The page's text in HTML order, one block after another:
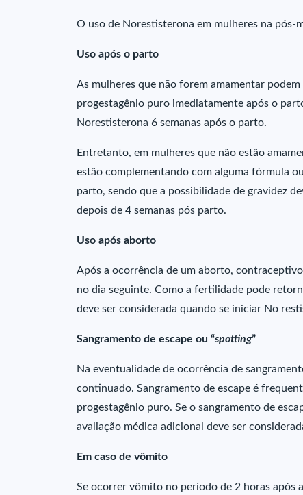
O uso de Norestisterona em mulheres na pós-
Uso após o parto
As mulheres que não forem amamentar
progestagênio puro imediatamente após o
Norestisterona 6 semanas após o parto.
Entretanto, em mulheres que não estão
estão complementando com alguma fórmula
parto, sendo que a possibilidade de gravidez
depois de 4 semanas pós parto.
Uso após aborto
Após a ocorrência de um aborto,
no dia seguinte. Como a fertilidade pode
deve ser considerada quando se iniciar No
Sangramento de escape ou “spotting”
Na eventualidade de ocorrência de
continuado. Sangramento de escape é
progestagênio puro. Se o sangramento de
avaliação médica adicional deve ser
Em caso de vômito
Se ocorrer vômito no período de 2 horas após